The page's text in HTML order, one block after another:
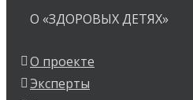
О «ЗДОРОВЫХ ДЕТЯХ»
О проекте
Эксперты